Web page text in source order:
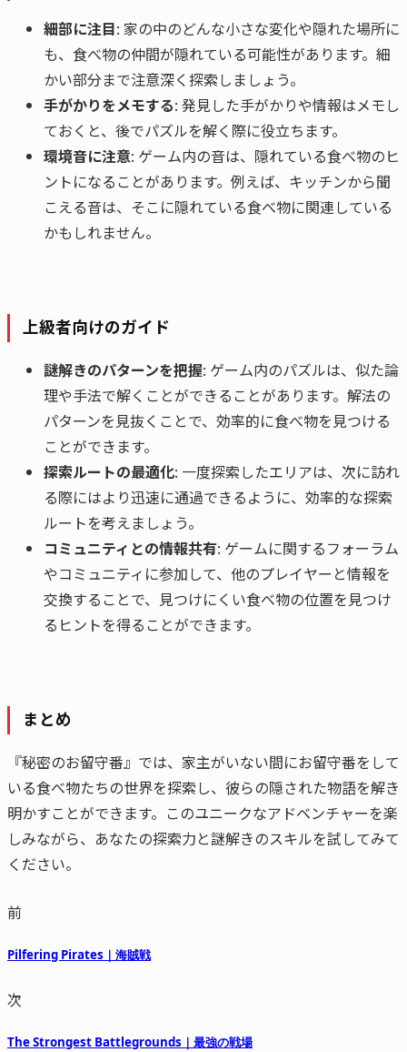
細部に注目: 家の中のどんな小さな変化や隠れた場所に
も、食べ物の仲間が隠れている可能性があります。細
かい部分まで注意深く探索しましょう。
手がかりをメモする: 発見した手がかりや情報はメモし
ておくと、後でパズルを解く際に役立ちます。
環境音に注意: ゲーム内の音は、隠れている食べ物のヒ
ントになることがあります。例えば、キッチンから聞
こえる音は、そこに隠れている食べ物に関連している
かもしれません。
上級者向けのガイド
謎解きのパターンを把握: ゲーム内のパズルは、似た論
理や手法で解くことができることがあります。解法の
パターンを見抜くことで、効率的に食べ物を見つける
ことができます。
探索ルートの最適化: 一度探索したエリアは、次に訪れ
る際にはより迅速に通過できるように、効率的な探索
ルートを考えましょう。
コミュニティとの情報共有: ゲームに関するフォーラム
やコミュニティに参加して、他のプレイヤーと情報を
交換することで、見つけにくい食べ物の位置を見つけ
るヒントを得ることができます。
まとめ
『秘密のお留守番』では、家主がいない間にお留守番をして
いる食べ物たちの世界を探索し、彼らの隠された物語を解き
明かすことができます。このユニークなアドベンチャーを楽
しみながら、あなたの探索力と謎解きのスキルを試してみて
ください。
前
Pilfering Pirates｜海賊戦
次
The Strongest Battlegrounds｜最強の戦場